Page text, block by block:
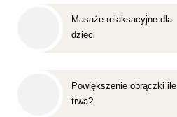
Masaże relaksacyjne dla
dzieci
Powiększenie obrączki ile
trwa?